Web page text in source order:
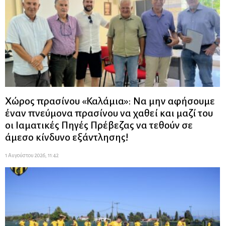
Χώρος πρασίνου «Καλάμια»: Να μην αφήσουμε
έναν πνεύμονα πρασίνου να χαθεί και μαζί του
οι Ιαματικές Πηγές Πρέβεζας να τεθούν σε
άμεσο κίνδυνο εξάντλησης!
1 Αυγούστου 2026, 11:42